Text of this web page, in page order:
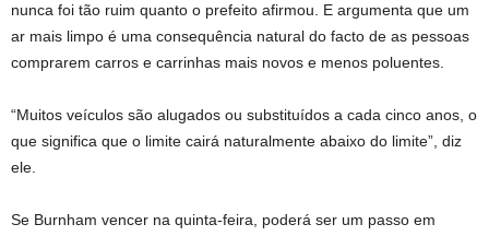
nunca foi tão ruim quanto o prefeito afirmou. E argumenta que um
ar mais limpo é uma consequência natural do facto de as pessoas
comprarem carros e carrinhas mais novos e menos poluentes.
“Muitos veículos são alugados ou substituídos a cada cinco anos, o
que significa que o limite cairá naturalmente abaixo do limite”, diz
ele.
Se Burnham vencer na quinta-feira, poderá ser um passo em